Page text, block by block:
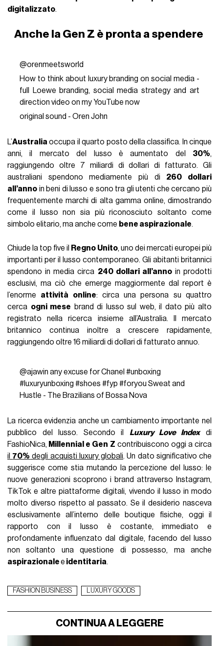
digitalizzato.
Anche la Gen Z è pronta a spendere
@orenmeetsworld
How to think about luxury branding on social media -
full Loewe branding, social media strategy and art
direction video on my YouTube now
original sound - Oren John
L’Australiaoccupa il quarto posto della classifica. In cinque
anni, il mercato del lusso è aumentato del 30%,
raggiungendo oltre 7 miliardi di dollari di fatturato. Gli
australiani spendono mediamente più di 260 dollari
all’anno in beni di lusso e sono tra gli utenti che cercano più
frequentemente marchi di alta gamma online, dimostrando
come il lusso non sia più riconosciuto soltanto come
simbolo elitario, ma anche come bene aspirazionale.
Chiude la top five il Regno Unito, uno dei mercati europei più
importanti per il lusso contemporaneo. Gli abitanti britannici
spendono in media circa 240 dollari all’annoin prodotti
esclusivi, ma ciò che emerge maggiormente dal report è
l’enorme attività online: circa una persona su quattro
cerca ogni mese brand di lusso sul web, il dato più alto
registrato nella ricerca insieme all’Australia. Il mercato
britannico continua inoltre a crescere rapidamente,
raggiungendo oltre 16 miliardi di dollari di fatturato annuo.
@ajawin any excuse for Chanel #unboxing
#luxuryunboxing #shoes #fyp #foryou Sweat and
Hustle - The Brazilians of Bossa Nova
La ricerca evidenzia anche un cambiamento importante nel
pubblico del lusso. Secondo il Luxury Love Indexdi
FashioNica, Millennial e Gen Z contribuiscono oggi a circa
il 70% degli acquisti luxury globali. Un dato significativo che
suggerisce come stia mutando la percezione del lusso: le
nuove generazioni scoprono i brand attraverso Instagram,
TikTok e altre piattaforme digitali, vivendo il lusso in modo
molto diverso rispetto al passato. Se il desiderio nasceva
esclusivamente all’interno delle boutique fisiche, oggi il
rapporto con il lusso è costante, immediato e
profondamente influenzato dal digitale, facendo del lusso
non soltanto una questione di possesso, ma anche
aspirazionalee identitaria.
FASHION BUSINESS LUXURY GOODS
CONTINUA A LEGGERE